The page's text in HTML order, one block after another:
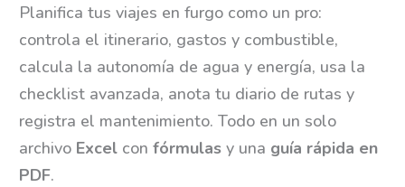
Planifica tus viajes en furgo como un pro:
controla el itinerario, gastos y combustible,
calcula la autonomía de agua y energía, usa la
checklist avanzada, anota tu diario de rutas y
registra el mantenimiento. Todo en un solo
archivo Excel con fórmulas y una guía rápida en
PDF.